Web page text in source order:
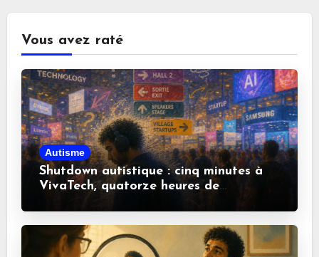
Vous avez raté
Autisme
Shutdown autistique : cinq minutes à
VivaTech, quatorze heures de
récupération